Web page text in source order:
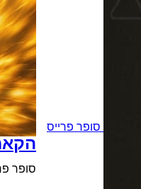
סופר פרייס
סופר